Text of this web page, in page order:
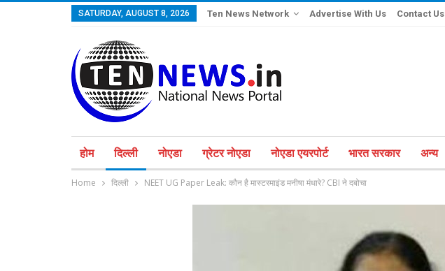
SATURDAY, AUGUST 8, 2026 Ten News Network Advertise With Us Contact Us
होम दिल्ली नोएडा ग्रेटर नोएडा नोएडा एयरपोर्ट भारत सरकार अन्य
Home दिल्ली NEET UG Paper Leak: कौन है मास्टरमाइंड मनीषा मंधारे? CBI ने दबोचा